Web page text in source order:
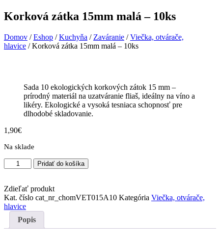
Korková zátka 15mm malá – 10ks
Domov /Eshop /Kuchyňa / Zaváranie /Viečka, otvárače,
hlavice / Korková zátka 15mm malá – 10ks
Sada 10 ekologických korkových zátok 15 mm –
prírodný materiál na uzatváranie fliaš, ideálny na víno a
likéry. Ekologické a vysoká tesniaca schopnosť pre
dlhodobé skladovanie.
1,90€
Na sklade
množstvo
Korková
15mm
malá
–
10ks
Pridať do košíka
Zdieľať produkt
Kat. číslo cat_nr_chomVET015A10 Kategória Viečka, otvárače,
hlavice
Popis